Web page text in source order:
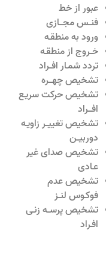
عبور از خط
فنــس مجـــازی
ورود به منطقـه
خــروج از منطقـه
تردد شمـار افــراد
تشخیص چهـــره
تشخیص حرکت سریـع
افـــراد
تشخیص تغییــر زاویـه
دوربیــن
تشخیص صدای غیر
عـادی
تشخیص عدم
فوکـوس لنــز
تشخیص پرســه زنـی
افـراد